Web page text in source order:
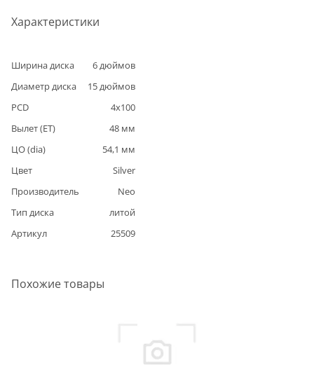
Характеристики
Ширина диска 6дюймов
Диаметр диска
15дюймов
PCD
4x100
Вылет (ET)
48 мм
ЦО (dia)
54,1 мм
Цвет
Silver
Производитель
Neo
Тип диска
литой
Артикул
25509
Похожие товары